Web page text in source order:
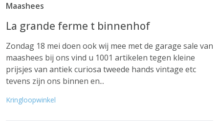
Maashees
La grande ferme t binnenhof
Zondag 18 mei doen ook wij mee met de garage sale van
maashees bij ons vind u 1001 artikelen tegen kleine
prijsjes van antiek curiosa tweede hands vintage etc
tevens zijn ons binnen en...
Kringloopwinkel